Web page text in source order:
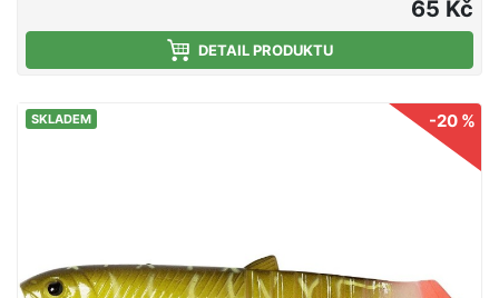
tak při stahování. Je to nesmírně všestranná
nástraha, která dokáže chytit okouny, pstruhy, štiky,
byla přepracována a díky naší nové technologii
vstřikování nyní zahrnuje širší paletu superúčinných
65 Kč
DETAIL PRODUKTU
-20 %
SKLADEM